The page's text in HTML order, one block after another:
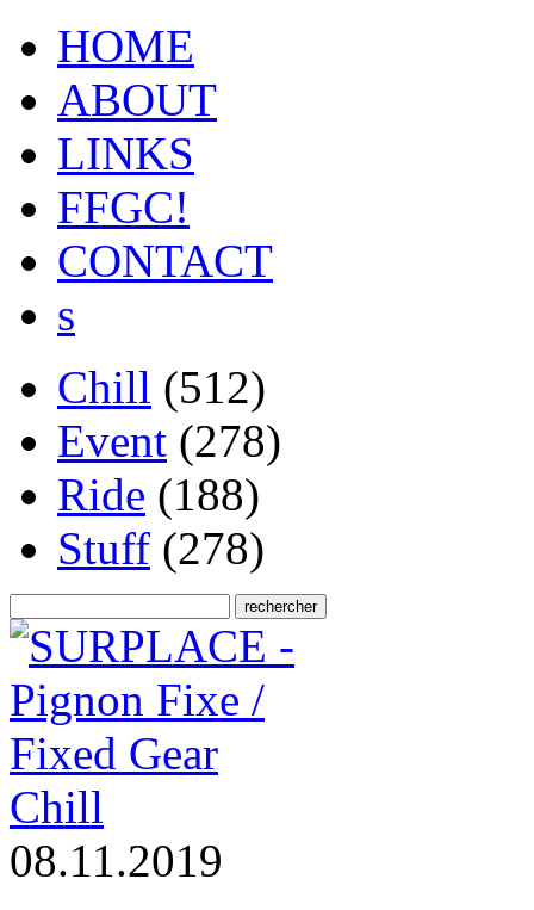
HOME
ABOUT
LINKS
FFGC!
CONTACT
s
Chill (512)
Event (278)
Ride (188)
Stuff (278)
Chill
08.11.2019